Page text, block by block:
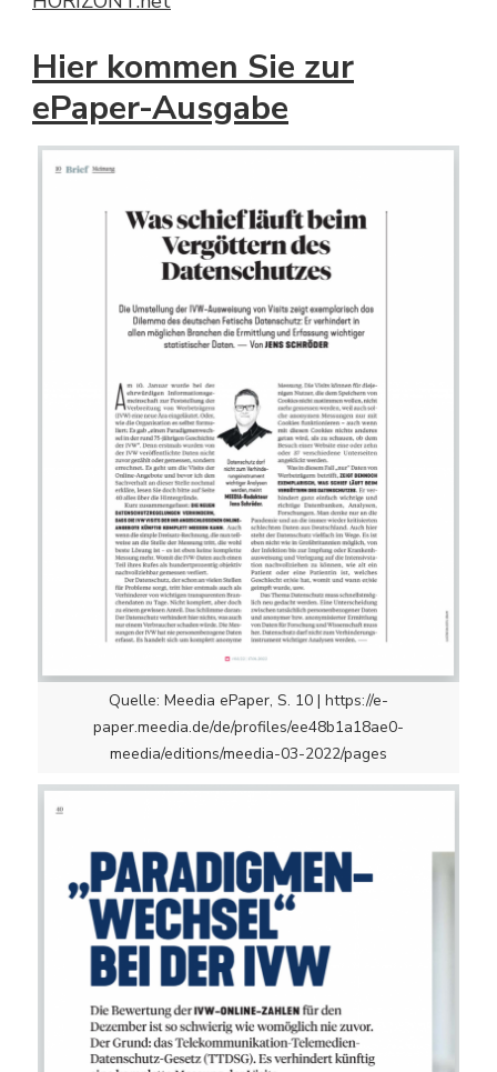
Hier kommen Sie zur
ePaper-Ausgabe
Quelle: Meedia ePaper, S. 10 | https://e-
paper.meedia.de/de/profiles/ee48b1a18ae0-
meedia/editions/meedia-03-2022/pages